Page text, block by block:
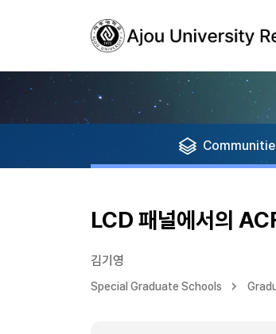
LCD 패널에서의
김기영
Special Graduate Schools